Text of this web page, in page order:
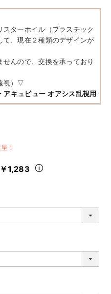
ターホイル（プラスチック
、現在２種類のデザインが
んので、交換を承っており
視）▽
アキュビュー オアシス乱視用
！
￥1,283